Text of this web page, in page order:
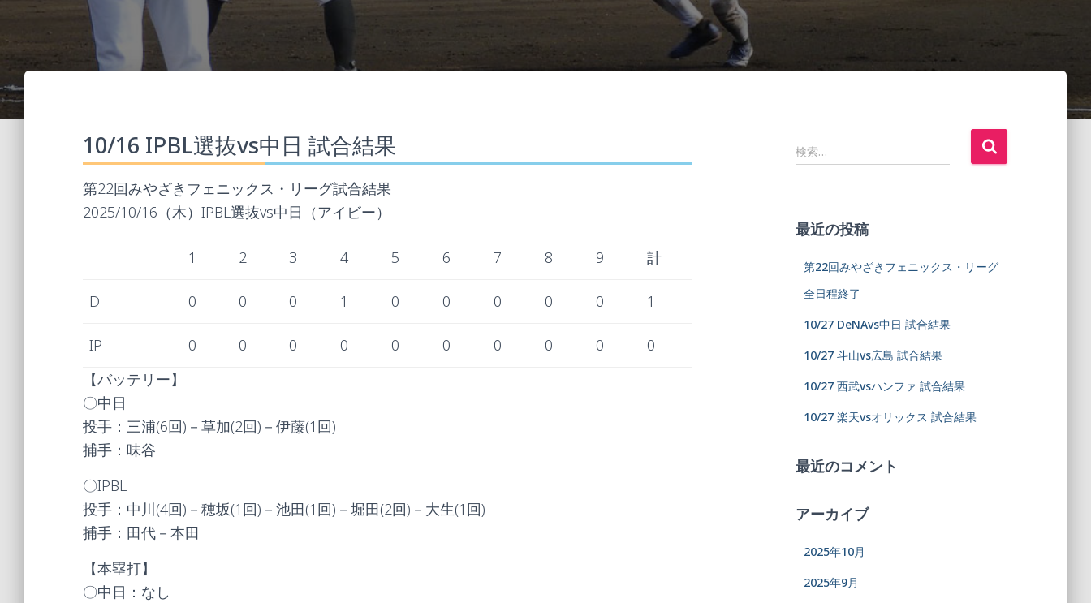
10/16 IPBL選抜vs中日 試合結果
第22回みやざきフェニックス・リーグ試合結果
2025/10/16（木）IPBL選抜vs中日（アイビー）
1 2 3 4 5 6 7 8 9 計
D 0 0 0 1 0 0 0 0 0 1
IP 0 0 0 0 0 0 0 0 0
0
【バッテリー】
〇中日
投手：三浦(6回)－草加(2回)－伊藤(1回)
捕手：味谷
〇IPBL
投手：中川(4回)－穂坂(1回)－池田(1回)－堀田(2回)－大生(1回)
捕手：田代－本田
【本塁打】
〇中日：なし
検索…
最近の投稿
第22回みやざきフェニックス・リーグ
全日程終了
10/27 DeNAvs中日 試合結果
10/27 斗山vs広島 試合結果
10/27 西武vsハンファ 試合結果
10/27 楽天vsオリックス 試合結果
最近のコメント
アーカイブ
2025年10月
2025年9月